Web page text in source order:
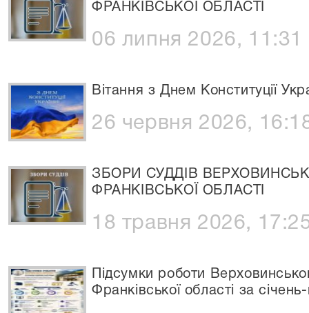
ФРАНКІВСЬКОЇ ОБЛАСТІ
06 липня 2026, 11:31
Вітання з Днем Конституції
26 червня 2026,
ЗБОРИ СУДДІВ
ФРАНКІВСЬКОЇ ОБЛАСТІ
18 травня 2026,
Підсумки роботи
Франківської області за